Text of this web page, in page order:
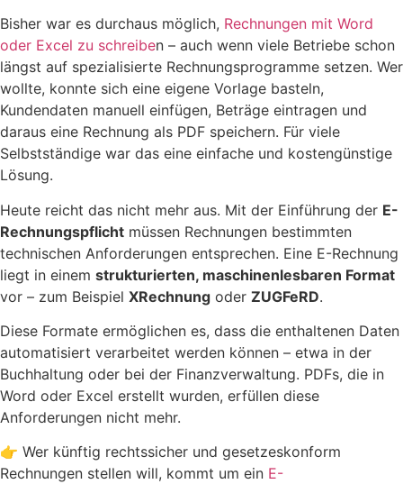
Bisher war es durchaus möglich, Rechnungen mit Word
oder Excel zu schreiben – auch wenn viele Betriebe schon
längst auf spezialisierte Rechnungsprogramme setzen. Wer
wollte, konnte sich eine eigene Vorlage basteln,
Kundendaten manuell einfügen, Beträge eintragen und
daraus eine Rechnung als PDF speichern. Für viele
Selbstständige war das eine einfache und kostengünstige
Lösung.
Heute reicht das nicht mehr aus. Mit der Einführung der E-
Rechnungspflicht müssen Rechnungen bestimmten
technischen Anforderungen entsprechen. Eine E-Rechnung
liegt in einem strukturierten, maschinenlesbaren Format
vor – zum Beispiel XRechnung oder ZUGFeRD.
Diese Formate ermöglichen es, dass die enthaltenen Daten
automatisiert verarbeitet werden können – etwa in der
Buchhaltung oder bei der Finanzverwaltung. PDFs, die in
Word oder Excel erstellt wurden, erfüllen diese
Anforderungen nicht mehr.
👉 Wer künftig rechtssicher und gesetzeskonform
Rechnungen stellen will, kommt um ein E-